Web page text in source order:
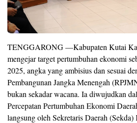
TENGGARONG —Kabupaten Kutai
mengejar target pertumbuhan ekonomi
2025, angka yang ambisius dan sesuai
Pembangunan Jangka Menengah
bukan sekadar wacana. Ia diwujudkan
Percepatan Pertumbuhan Ekonomi
langsung oleh Sekretaris Daerah